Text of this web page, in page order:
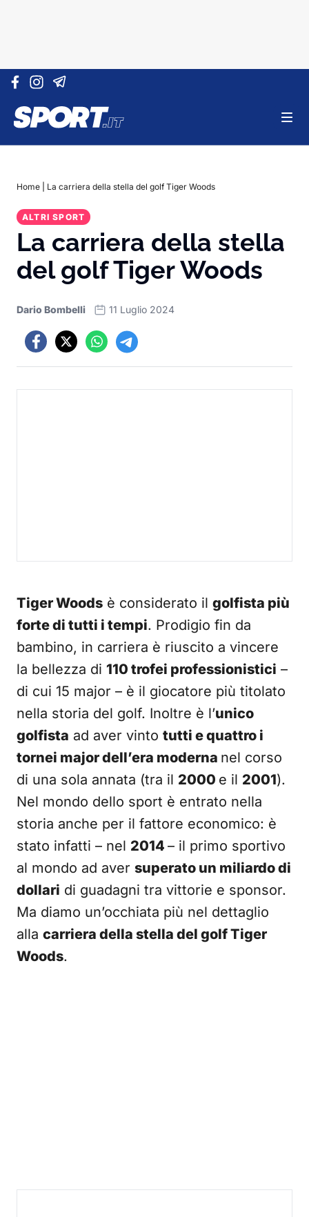
Vai al contenuto
Home La carriera della stella del golf Tiger Woods
ALTRI SPORT
La carriera della stella
del golf Tiger Woods
Dario Bombelli 11 Luglio 2024
Tiger Woods è considerato il golfista più
forte di tutti i tempi. Prodigio fin da
bambino, in carriera è riuscito a vincere
la bellezza di 110 trofei professionistici –
di cui 15 major – è il giocatore più titolato
nella storia del golf. Inoltre è l’unico
golfista ad aver vinto tutti e quattro i
tornei major dell’era moderna nel corso
di una sola annata (tra il 2000 e il 2001).
Nel mondo dello sport è entrato nella
storia anche per il fattore economico: è
stato infatti – nel 2014 – il primo sportivo
al mondo ad aver superato un miliardo di
dollari di guadagni tra vittorie e sponsor.
Ma diamo un’occhiata più nel dettaglio
alla carriera della stella del golf Tiger
Woods.